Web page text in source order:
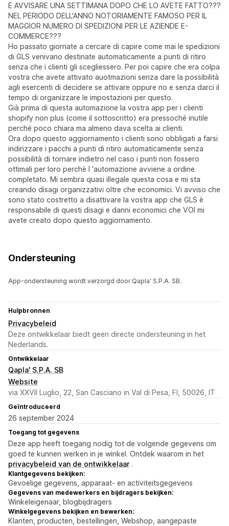
E AVVISARE UNA SETTIMANA DOPO CHE LO AVETE FATTO???
NEL PERIODO DELL'ANNO NOTORIAMENTE FAMOSO PER IL
MAGGIOR NUMERO DI SPEDIZIONI PER LE AZIENDE E-
COMMERCE???
Ho passato giornate a cercare di capire come mai le spedizioni
di GLS venivano destinate automaticamente a punti di ritiro
senza che i clienti gli scegliessero. Per poi capire che era colpa
vostra che avete attivato auotmazioni senza dare la possibilità
agli esercenti di decidere se attivare oppure no e senza darci il
tempo di organizzare le impostazioni per questo.
Già prima di questa automazione la vostra app per i clienti
shopify non plus (come il sottoscritto) era pressoché inutile
perché poco chiara ma almeno dava scelta ai clienti.
Ora dopo questo aggiornamento i clienti sono obbligati a farsi
indirizzare i pacchi a punti di ritiro automaticamente senza
possibilità di tornare indietro nel caso i punti non fossero
ottimali per loro perchè l 'automazione avviene a ordine
completato. Mi sembra quasi illegale questa cosa e mi sta
creando disagi organizzativi oltre che economici. Vi avviso che
sono stato costretto a disattivare la vostra app che GLS è
responsabile di questi disagi e danni economici che VOI mi
avete creato dopo questo aggiornamento.
Ondersteuning
App-ondersteuning wordt verzorgd door Qapla' S.P.A. SB.
Hulpbronnen
Privacybeleid
Deze ontwikkelaar biedt geen directe ondersteuning in het
Nederlands.
Ontwikkelaar
Qapla' S.P.A. SB
Website
via XXVII Luglio, 22, San Casciano in Val di Pesa, FI, 50026, IT
Geïntroduceerd
26 september 2024
Toegang tot gegevens
Deze app heeft toegang nodig tot de volgende gegevens om
goed te kunnen werken in je winkel. Ontdek waarom in het
privacybeleid van de ontwikkelaar .
Klantgegevens bekijken:
Gevoelige gegevens, apparaat- en activiteitsgegevens
Gegevens van medewerkers en bijdragers bekijken:
Winkeleigenaar, blogbijdragers
Winkelgegevens bekijken en bewerken:
Klanten, producten, bestellingen, Webshop, aangepaste